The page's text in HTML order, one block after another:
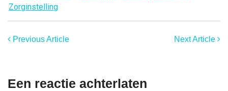
Zorginstelling
Previous Article Next Article
Een reactie achterlaten